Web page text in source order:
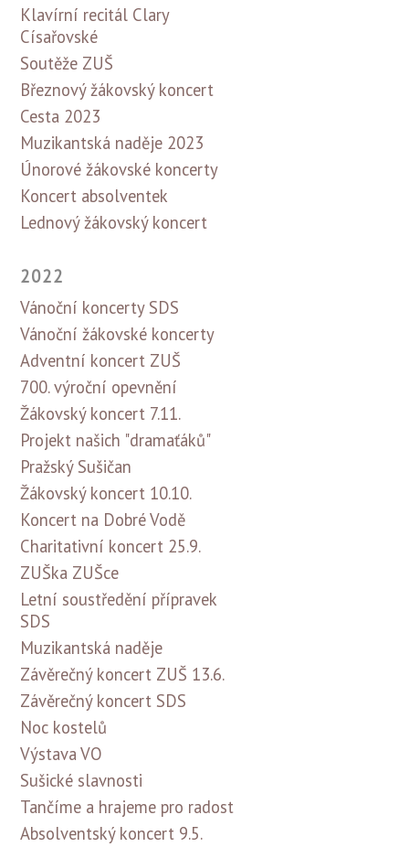
Klavírní recitál Clary
Císařovské
Soutěže ZUŠ
Březnový žákovský koncert
Cesta 2023
Muzikantská naděje 2023
Únorové žákovské koncerty
Koncert absolventek
Lednový žákovský koncert
2022
Vánoční koncerty SDS
Vánoční žákovské koncerty
Adventní koncert ZUŠ
700. výroční opevnění
Žákovský koncert 7.11.
Projekt našich "dramaťáků"
Pražský Sušičan
Žákovský koncert 10.10.
Koncert na Dobré Vodě
Charitativní koncert 25.9.
ZUŠka ZUŠce
Letní soustředění přípravek
SDS
Muzikantská naděje
Závěrečný koncert ZUŠ 13.6.
Závěrečný koncert SDS
Noc kostelů
Výstava VO
Sušické slavnosti
Tančíme a hrajeme pro radost
Absolventský koncert 9.5.